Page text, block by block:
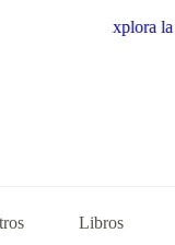
la colección de
Libros